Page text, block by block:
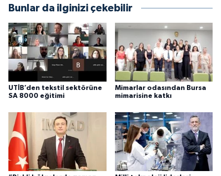
Bunlar da ilginizi çekebilir
UTİB’den tekstil sektörüne
SA 8000 eğitimi
Mimarlar odasından Bursa
mimarisine katkı